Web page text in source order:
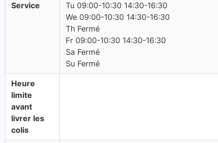
Service
Tu 09:00-10:30 14:30-16:30
We 09:00-10:30 14:30-16:30
Th Fermé
Fr 09:00-10:30 14:30-16:30
Sa Fermé
Su Fermé
Heure
limite
avant
livrer les
colis